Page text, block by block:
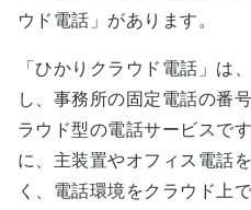
ウド電話」があります。
「ひかりクラウド電話」は
し、事務所の固定電話の番
ラウド型の電話サービスで
に、主装置やオフィス電話
く、電話環境をクラウド上